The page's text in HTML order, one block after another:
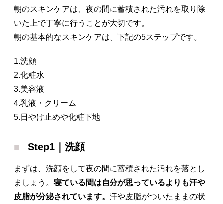
朝のスキンケアは、夜の間に蓄積された汚れを取り除
いた上で丁寧に行うことが大切です。
朝の基本的なスキンケアは、下記の5ステップです。
1.洗顔
2.化粧水
3.美容液
4.乳液・クリーム
5.日やけ止めや化粧下地
Step1｜洗顔
まずは、洗顔をして夜の間に蓄積された汚れを落とし
ましょう。 寝ている間は自分が思っているよりも汗や
皮脂が分泌されています。 汗や皮脂がついたままの状